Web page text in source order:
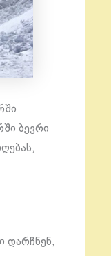
ბევრი
დარჩნენ,